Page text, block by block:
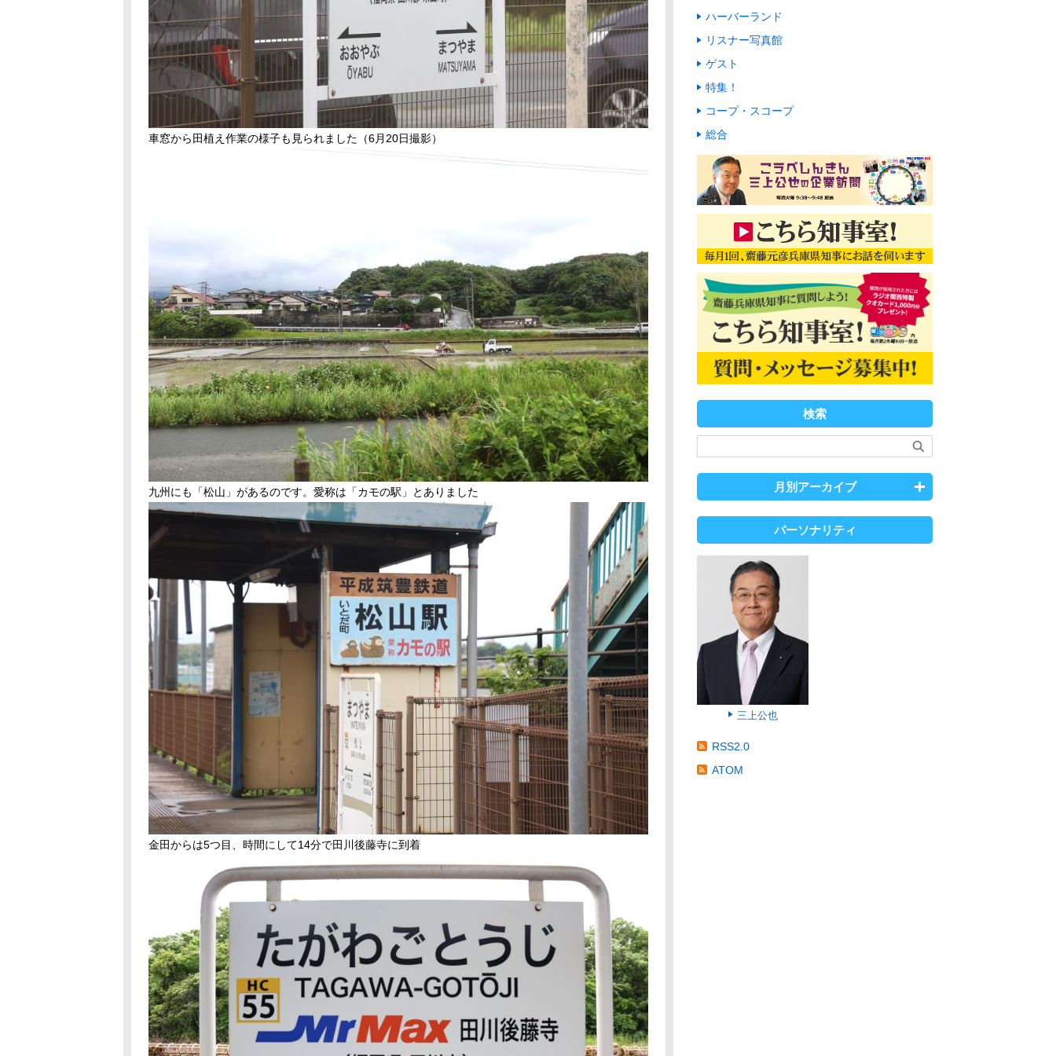
車窓から田植え作業の様子も見られました（6月20日撮影）
九州にも「松山」があるのです。愛称は「カモの駅」とありました
金田からは5つ目、時間にして14分で田川後藤寺に到着
ハーバーランド
リスナー写真館
ゲスト
特集！
コープ・スコープ
総合
検索
月別アーカイブ
パーソナリティ
三上公也
RSS2.0
ATOM